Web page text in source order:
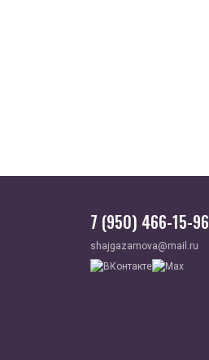
7 (950) 466-15-96
shajgazamova@mail.ru